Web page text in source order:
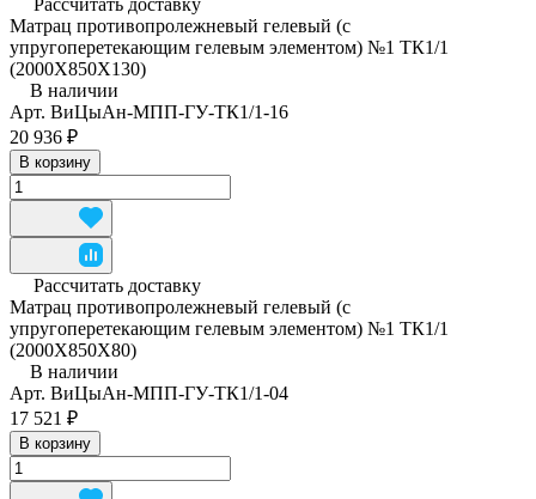
Рассчитать доставку
Матрац противопролежневый гелевый (с
упругоперетекающим гелевым элементом) №1 ТК1/1
(2000Х850Х130)
В наличии
Арт. ВиЦыАн-МПП-ГУ-ТК1/1-16
20 936 ₽
В корзину
Рассчитать доставку
Матрац противопролежневый гелевый (с
упругоперетекающим гелевым элементом) №1 ТК1/1
(2000Х850Х80)
В наличии
Арт. ВиЦыАн-МПП-ГУ-ТК1/1-04
17 521 ₽
В корзину